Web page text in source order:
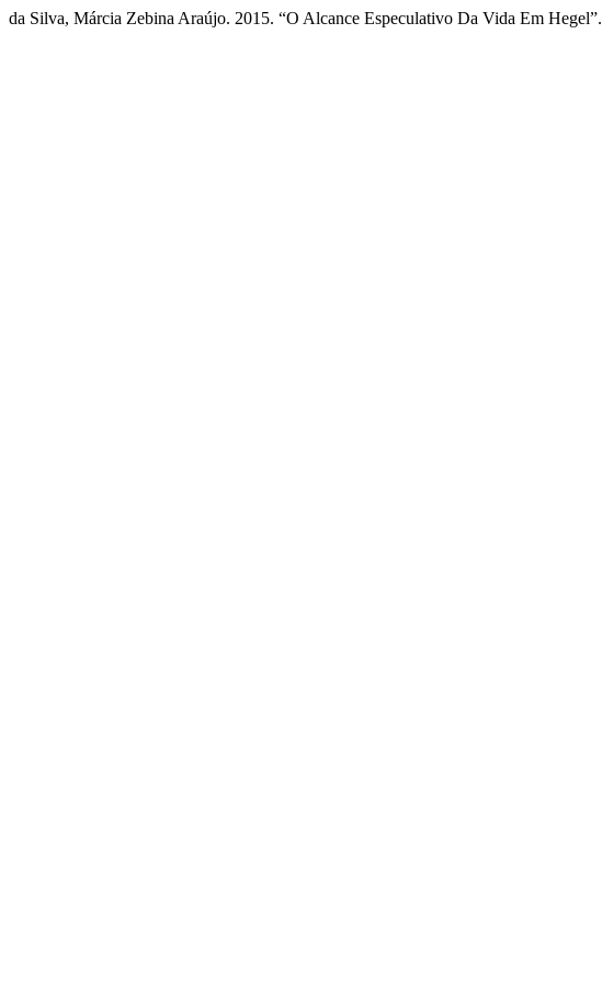
da Silva, Márcia Zebina Araújo. 2015. “O Alcance Especulativo Da Vida Em Hegel”.